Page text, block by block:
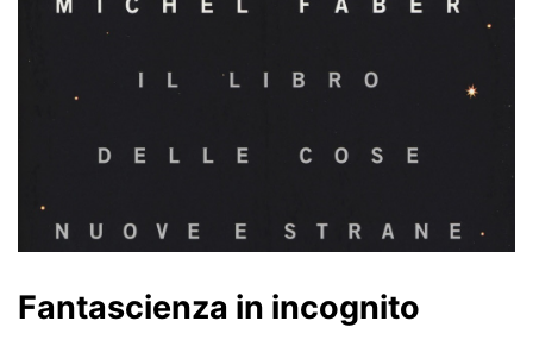
Fantascienza in incognito